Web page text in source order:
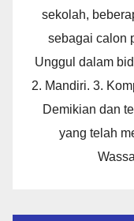
sekolah,
sebagai calon
Unggul dalam
2. Mandiri. 3.
Demikian dan
yang telah